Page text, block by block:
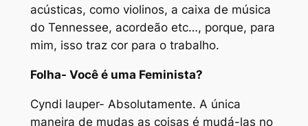
acústicas, como violinos, a caixa de música
do Tennessee, acordeão etc…, porque, para
mim, isso traz cor para o trabalho.
Folha- Você é uma Feminista?
Cyndi lauper- Absolutamente. A única
maneira de mudas as coisas é mudá-las no